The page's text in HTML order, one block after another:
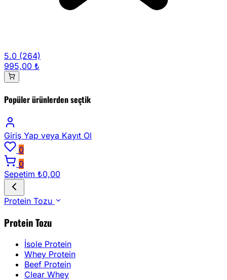
5.0 (264)
995,00 ₺
Popüler ürünlerden seçtik
Giriş Yap veya Kayıt Ol
0
0
Sepetim ₺0,00
Protein Tozu
Protein Tozu
İsole Protein
Whey Protein
Beef Protein
Clear Whey